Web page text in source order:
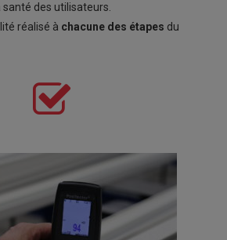
des utilisateurs.
réalisé à chacune des étapes du